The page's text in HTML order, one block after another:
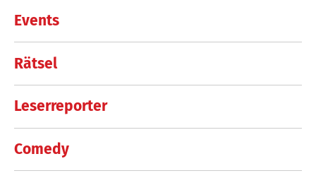
Events
Rätsel
Leserreporter
Comedy